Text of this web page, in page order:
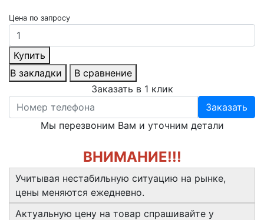
Цена по запросу
Купить
В закладки
В сравнение
Заказать в 1 клик
Заказать
Мы перезвоним Вам и уточним детали
ВНИМАНИЕ!!!
Учитывая нестабильную ситуацию на рынке,
цены меняются ежедневно.
Актуальную цену на товар спрашивайте у